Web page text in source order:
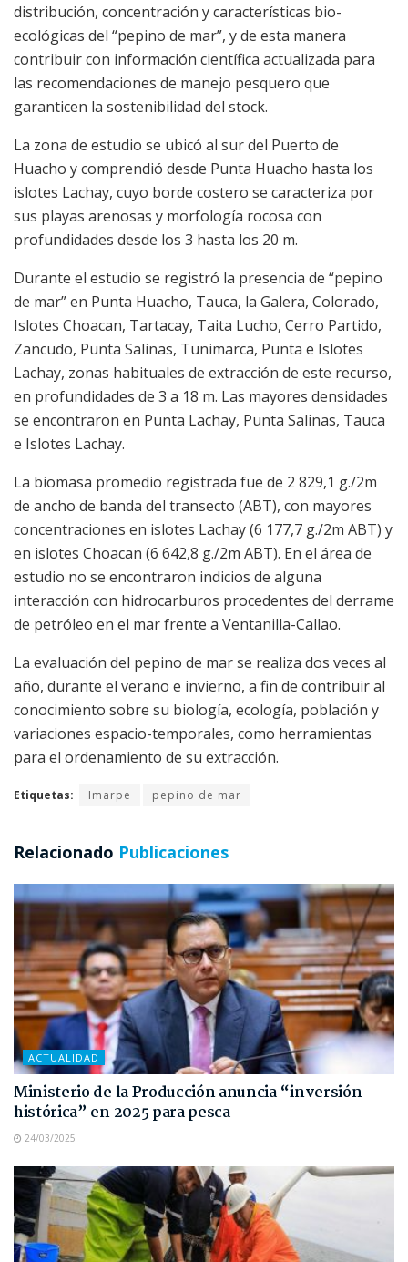
distribución, concentración y características bio-
ecológicas del “pepino de mar”, y de esta manera
contribuir con información científica actualizada para
las recomendaciones de manejo pesquero que
garanticen la sostenibilidad del stock.
La zona de estudio se ubicó al sur del Puerto de
Huacho y comprendió desde Punta Huacho hasta los
islotes Lachay, cuyo borde costero se caracteriza por
sus playas arenosas y morfología rocosa con
profundidades desde los 3 hasta los 20 m.
Durante el estudio se registró la presencia de “pepino
de mar” en Punta Huacho, Tauca, la Galera, Colorado,
Islotes Choacan, Tartacay, Taita Lucho, Cerro Partido,
Zancudo, Punta Salinas, Tunimarca, Punta e Islotes
Lachay, zonas habituales de extracción de este recurso,
en profundidades de 3 a 18 m. Las mayores densidades
se encontraron en Punta Lachay, Punta Salinas, Tauca
e Islotes Lachay.
La biomasa promedio registrada fue de 2 829,1 g./2m
de ancho de banda del transecto (ABT), con mayores
concentraciones en islotes Lachay (6 177,7 g./2m ABT) y
en islotes Choacan (6 642,8 g./2m ABT). En el área de
estudio no se encontraron indicios de alguna
interacción con hidrocarburos procedentes del derrame
de petróleo en el mar frente a Ventanilla-Callao.
La evaluación del pepino de mar se realiza dos veces al
año, durante el verano e invierno, a fin de contribuir al
conocimiento sobre su biología, ecología, población y
variaciones espacio-temporales, como herramientas
para el ordenamiento de su extracción.
Etiquetas: Imarpe pepino de mar
Relacionado Publicaciones
ACTUALIDAD
Ministerio de la Producción anuncia “inversión
histórica” en 2025 para pesca
24/03/2025